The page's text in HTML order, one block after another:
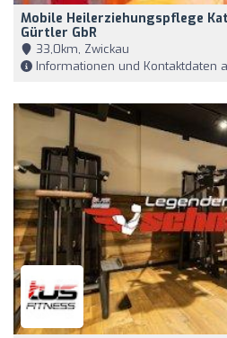
Mobile Heilerziehungspflege
Gürtler GbR
33,0km, Zwickau
Informationen und Kontaktdaten